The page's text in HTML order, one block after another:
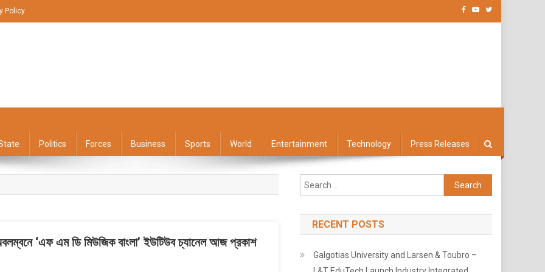
Policy
Politics Forces Business Sports World Entertainment Technology Press Releases
‘এফ এম ডি মিউজিক বাংলা’ ইউটিউব চ্যানেল আজ প্রকাশ
Search
for:
RECENT POSTS
Galgotias University and Larsen & Toubro –